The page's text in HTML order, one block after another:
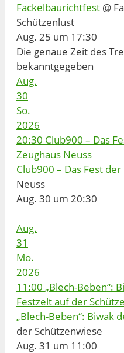
Fackelbaurichtfest @
Schützenlust
Aug. 25 um 17:30
Die genaue Zeit des
bekanntgegeben
Aug.
30
So.
2026
20:30 Club900 – Das
Zeughaus Neuss
Club900 – Das Fest
Neuss
Aug. 30 um 20:30
Aug.
31
Mo.
2026
11:00 „Blech-Beben“:
Festzelt auf der
„Blech-Beben“: Biwak
der Schützenwiese
Aug. 31 um 11:00